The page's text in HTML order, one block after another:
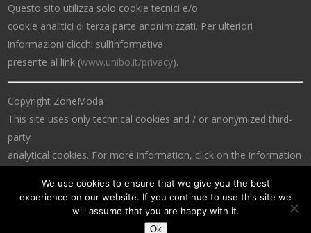
Questo sito utilizza solo cookie tecnici e/o
cookie analitici di terza parte anonimizzati. Per ulteriori
informazioni clicchi sull’informativa
presente al link (www.unibo.it/privacy).
Copyright ZoneModa
This site uses only technical cookies and / or anonymized third-
party
analytical cookies. For more information, click on the information
We use cookies to ensure that we give you the best
experience on our website. If you continue to use this site we
will assume that you are happy with it.
Ok